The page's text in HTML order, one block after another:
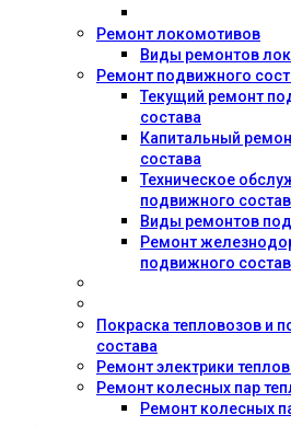
Ремонт локомотивов
Виды ремонтов
Ремонт подвижного
Текущий ремонт
состава
Капитальный
состава
Техническое
подвижного
Виды ремонтов
Ремонт
подвижного
Покраска тепловозов и
состава
Ремонт электрики
Ремонт колесных пар
Ремонт колесных